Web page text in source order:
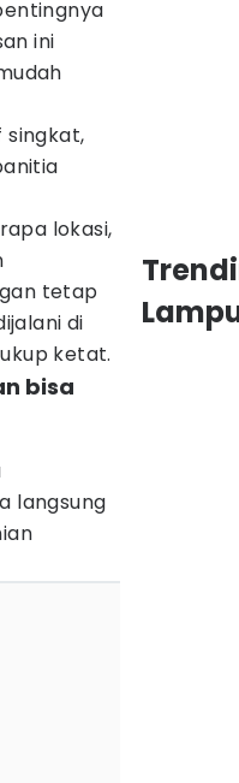
ini
singkat,
lokasi,
tetap
di
ketat.
bisa
langsung